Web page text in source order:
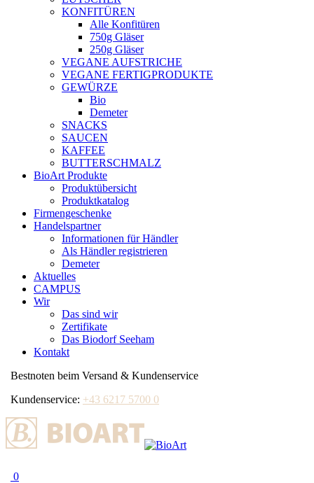
KONFITÜREN
Alle Konfitüren
750g Gläser
250g Gläser
VEGANE AUFSTRICHE
VEGANE FERTIGPRODUKTE
GEWÜRZE
Bio
Demeter
SNACKS
SAUCEN
KAFFEE
BUTTERSCHMALZ
BioArt Produkte
Produktübersicht
Produktkatalog
Firmengeschenke
Handelspartner
Informationen für Händler
Als Händler registrieren
Demeter
Aktuelles
CAMPUS
Wir
Das sind wir
Zertifikate
Das Biodorf Seeham
Kontakt
Bestnoten beim Versand & Kundenservice
Kundenservice: +43 6217 5700 0
0